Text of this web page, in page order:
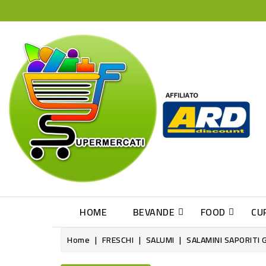
HOME BEVANDE FOOD
Home FRESCHI SALUMI SALAMINI SAPORITI